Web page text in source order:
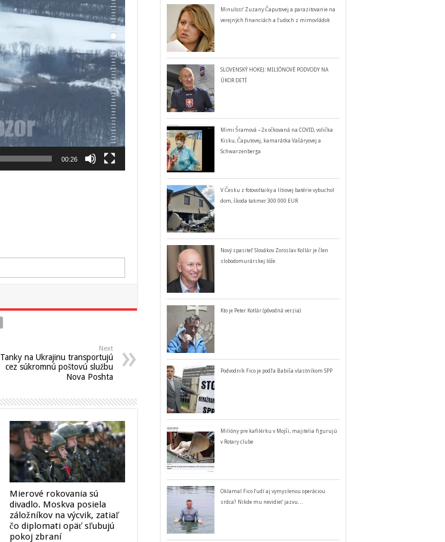
00:26
Next
Tanky na Ukrajinu transportujú
cez súkromnú poštovú službu
Nova Poshta
Mierové rokovania sú
divadlo. Moskva posiela
záložníkov na výcvik, zatiaľ
čo diplomati opäť sľubujú
pokoj zbraní
Minulosť Zuzany Čaputovej a parazitovanie na
verejných financiách a ľudoch z mimovládok
SLOVENSKÝ HOKEJ: MILIÓNOVÉ PODVODY NA
ÚKOR DETÍ
Mimi Šramová – 2x očkovaná na COVID, volička
Kisku, Čaputovej, kamarátka Vašáryovej a
Schwarzenberga
V Česku z fotovoltaiky a lítiovej batérie vybuchol
dom, škoda takmer 300 000 EUR
Nový spasiteľ Slovákov Zoroslav Kollár je člen
slobodomurárskej lóže
Kto je Peter Kotlár (pôvodná verzia)
Podvodník Fico je podľa Babiša vlastníkom SPP
Milióny pre kafilérku v Mojši, majitelia figurujú
v Rotary clube
Oklamal Fico ľudí aj vymyslenou operáciou
srdca? Nikde mu nevidieť jazvu…